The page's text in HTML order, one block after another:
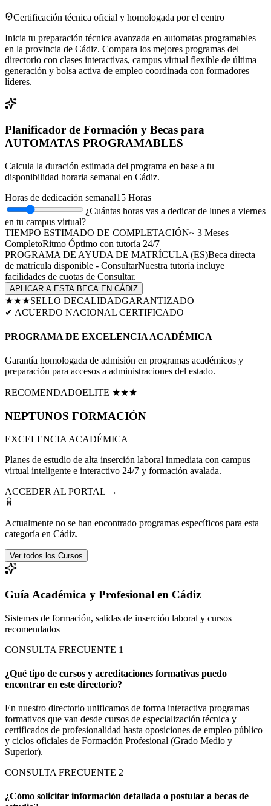
Certificación técnica oficial y homologada por el centro
Inicia tu preparación técnica avanzada en automatas programables
en la provincia de Cádiz. Compara los mejores programas del
directorio con clases interactivas, campus virtual flexible de última
generación y bolsa activa de empleo coordinada con formadores
líderes.
Planificador de Formación y Becas para
AUTOMATAS PROGRAMABLES
Calcula la duración estimada del programa en base a tu
disponibilidad horaria semanal en Cádiz.
Horas de dedicación semanal15 Horas
¿Cuántas horas vas a dedicar de lunes a viernes
en tu campus virtual?
TIEMPO ESTIMADO DE COMPLETACIÓN~ 3 Meses
CompletoRitmo Óptimo con tutoría 24/7
PROGRAMA DE AYUDA DE MATRÍCULA (ES)Beca directa
de matrícula disponible - ConsultarNuestra tutoría incluye
facilidades de cuotas de Consultar.
APLICAR A ESTA BECA EN CÁDIZ
★★★SELLO DECALIDADGARANTIZADO
✔ ACUERDO NACIONAL CERTIFICADO
PROGRAMA DE EXCELENCIA ACADÉMICA
Garantía homologada de admisión en programas académicos y
preparación para accesos a administraciones del estado.
RECOMENDADOELITE ★★★
NEPTUNOS FORMACIÓN
EXCELENCIA ACADÉMICA
Planes de estudio de alta inserción laboral inmediata con campus
virtual inteligente e interactivo 24/7 y formación avalada.
ACCEDER AL PORTAL →
Actualmente no se han encontrado programas específicos para esta
categoría en Cádiz.
Ver todos los Cursos
Guía Académica y Profesional en Cádiz
Sistemas de formación, salidas de inserción laboral y cursos
recomendados
CONSULTA FRECUENTE 1
¿Qué tipo de cursos y acreditaciones formativas puedo
encontrar en este directorio?
En nuestro directorio unificamos de forma interactiva programas
formativos que van desde cursos de especialización técnica y
certificados de profesionalidad hasta oposiciones de empleo público
y ciclos oficiales de Formación Profesional (Grado Medio y
Superior).
CONSULTA FRECUENTE 2
¿Cómo solicitar información detallada o postular a becas de